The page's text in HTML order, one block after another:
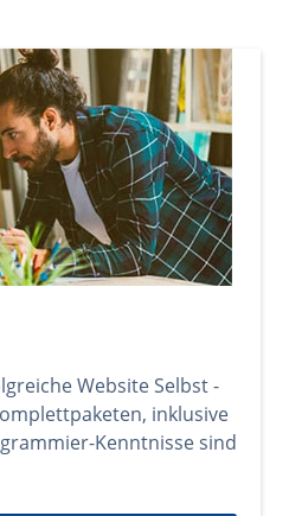
Website Selbst -
inklusive
Kenntnisse sind